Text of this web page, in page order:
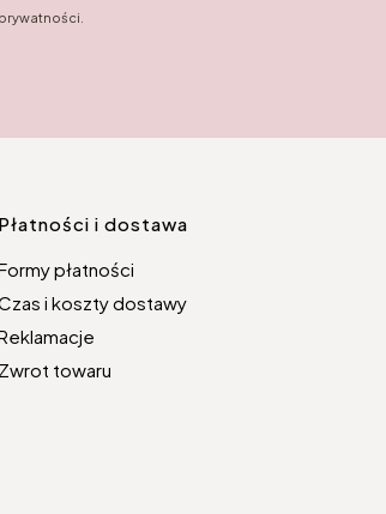
Płatności i dostawa
płatności
i koszty dostawy
Zwrot towaru